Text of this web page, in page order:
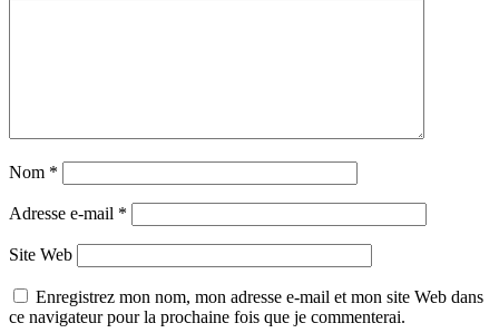
Nom *
Adresse e-mail *
Site Web
Enregistrez mon nom, mon adresse e-mail et mon site Web dans
ce navigateur pour la prochaine fois que je commenterai.